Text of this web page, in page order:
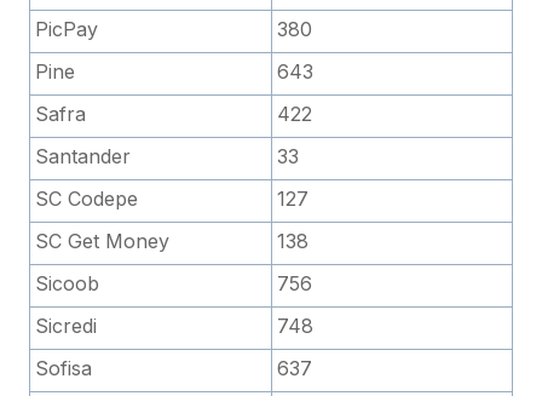
PicPay
380
Pine
643
Safra
422
Santander
33
SC Codepe
127
SC Get Money
138
Sicoob
756
Sicredi
748
Sofisa
637